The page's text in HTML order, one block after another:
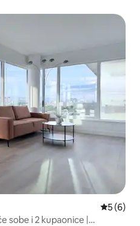
5 (6)
sobe i 2 kupaonice |